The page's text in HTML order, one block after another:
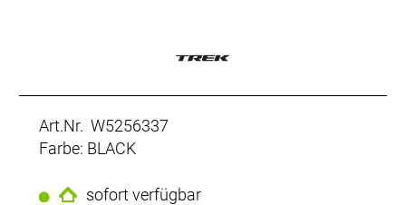
Art.Nr. W5256337
Farbe: BLACK
sofort verfügbar